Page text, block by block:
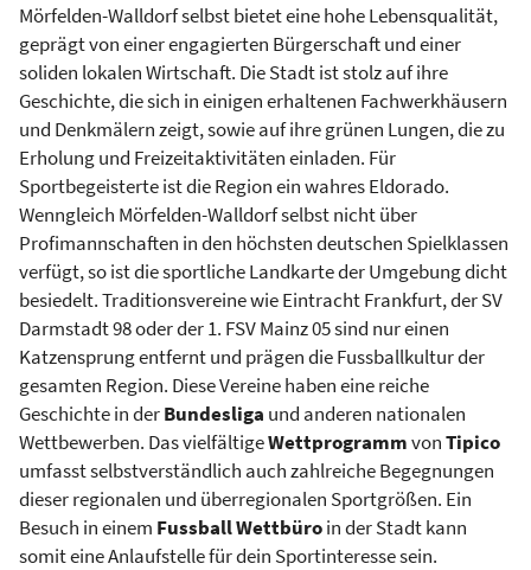
Mörfelden-Walldorf selbst bietet eine hohe Lebensqualität,
geprägt von einer engagierten Bürgerschaft und einer
soliden lokalen Wirtschaft. Die Stadt ist stolz auf ihre
Geschichte, die sich in einigen erhaltenen Fachwerkhäusern
und Denkmälern zeigt, sowie auf ihre grünen Lungen, die zu
Erholung und Freizeitaktivitäten einladen. Für
Sportbegeisterte ist die Region ein wahres Eldorado.
Wenngleich Mörfelden-Walldorf selbst nicht über
Profimannschaften in den höchsten deutschen Spielklassen
verfügt, so ist die sportliche Landkarte der Umgebung dicht
besiedelt. Traditionsvereine wie Eintracht Frankfurt, der SV
Darmstadt 98 oder der 1. FSV Mainz 05 sind nur einen
Katzensprung entfernt und prägen die Fussballkultur der
gesamten Region. Diese Vereine haben eine reiche
Geschichte in derBundesliga und anderen nationalen
Wettbewerben. Das vielfältigeWettprogrammvonTipico
umfasst selbstverständlich auch zahlreiche Begegnungen
dieser regionalen und überregionalen Sportgrößen. Ein
Besuch in einem Fussball Wettbüroin der Stadt kann
somit eine Anlaufstelle für dein Sportinteresse sein.